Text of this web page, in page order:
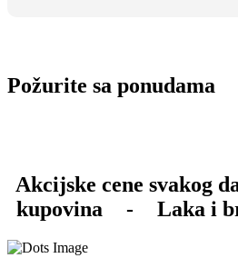
Požurite sa ponudama
Akcijske cene svakog
kupovina
- Laka i